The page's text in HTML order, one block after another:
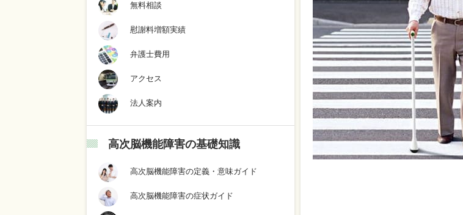
無料相談
慰謝料増額実績
弁護士費用
アクセス
法人案内
高次脳機能障害の基礎知識
高次脳機能障害の定義・意味ガイド
高次脳機能障害の症状ガイド